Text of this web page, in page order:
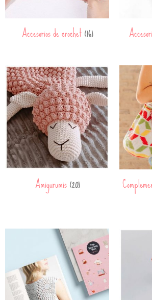
Accesorios de crochet(16)
Amigurumis(20)